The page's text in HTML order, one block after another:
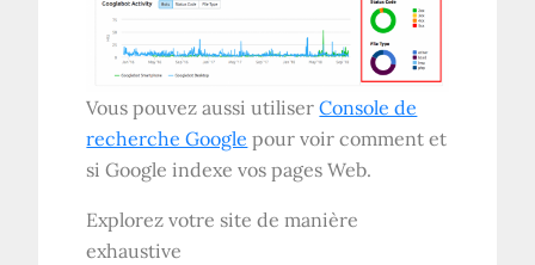
Vous pouvez aussi utiliserConsole de
recherche Google pour voir comment et
si Google indexe vos pages Web.
Explorez votre site de manière
exhaustive